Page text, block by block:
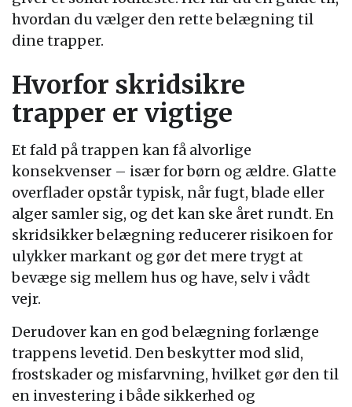
hvordan du vælger den rette belægning til
dine trapper.
Hvorfor skridsikre
trapper er vigtige
Et fald på trappen kan få alvorlige
konsekvenser – især for børn og ældre. Glatte
overflader opstår typisk, når fugt, blade eller
alger samler sig, og det kan ske året rundt. En
skridsikker belægning reducerer risikoen for
ulykker markant og gør det mere trygt at
bevæge sig mellem hus og have, selv i vådt
vejr.
Derudover kan en god belægning forlænge
trappens levetid. Den beskytter mod slid,
frostskader og misfarvning, hvilket gør den til
en investering i både sikkerhed og